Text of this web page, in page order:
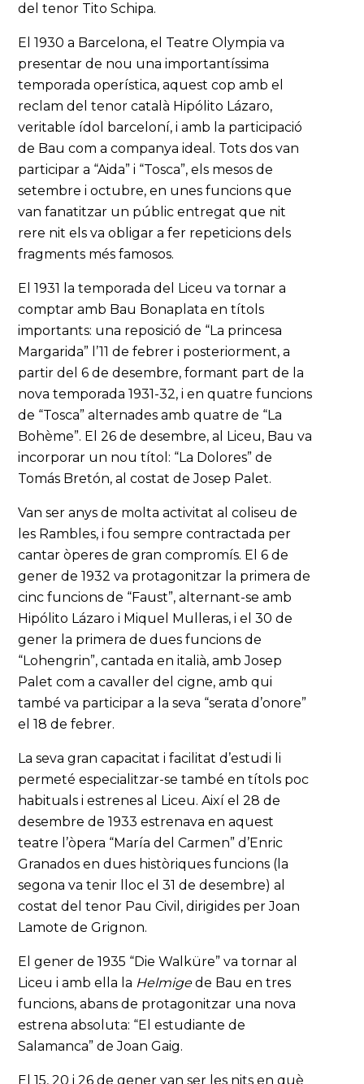
del tenor Tito Schipa.
El 1930 a Barcelona, el Teatre Olympia va
presentar de nou una importantíssima
temporada operística, aquest cop amb el
reclam del tenor català Hipólito Lázaro,
veritable ídol barceloní, i amb la participació
de Bau com a companya ideal. Tots dos van
participar a “Aida” i “Tosca”, els mesos de
setembre i octubre, en unes funcions que
van fanatitzar un públic entregat que nit
rere nit els va obligar a fer repeticions dels
fragments més famosos.
El 1931 la temporada del Liceu va tornar a
comptar amb Bau Bonaplata en títols
importants: una reposició de “La princesa
Margarida” l’11 de febrer i posteriorment, a
partir del 6 de desembre, formant part de la
nova temporada 1931-32, i en quatre funcions
de “Tosca” alternades amb quatre de “La
Bohème”. El 26 de desembre, al Liceu, Bau va
incorporar un nou títol: “La Dolores” de
Tomás Bretón, al costat de Josep Palet.
Van ser anys de molta activitat al coliseu de
les Rambles, i fou sempre contractada per
cantar òperes de gran compromís. El 6 de
gener de 1932 va protagonitzar la primera de
cinc funcions de “Faust”, alternant-se amb
Hipólito Lázaro i Miquel Mulleras, i el 30 de
gener la primera de dues funcions de
“Lohengrin”, cantada en italià, amb Josep
Palet com a cavaller del cigne, amb qui
també va participar a la seva “serata d’onore”
el 18 de febrer.
La seva gran capacitat i facilitat d’estudi li
permeté especialitzar-se també en títols poc
habituals i estrenes al Liceu. Així el 28 de
desembre de 1933 estrenava en aquest
teatre l’òpera “María del Carmen” d’Enric
Granados en dues històriques funcions (la
segona va tenir lloc el 31 de desembre) al
costat del tenor Pau Civil, dirigides per Joan
Lamote de Grignon.
El gener de 1935 “Die Walküre” va tornar al
Liceu i amb ella la Helmigede Bau en tres
funcions, abans de protagonitzar una nova
estrena absoluta: “El estudiante de
Salamanca” de Joan Gaig.
El 15, 20 i 26 de gener van ser les nits en què